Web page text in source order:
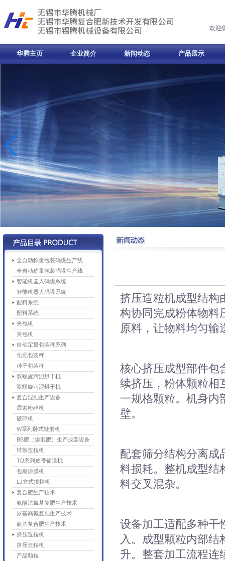
欢迎
华腾主页 企业简介 新闻动态 产品展示
全自动称量包装码垛生产线
全自动称量包装码垛生产线
智能机器人码垛系统
智能机器人码垛系统
配料系统
配料系统
夹包机
夹包机
自动定量包装秤系列
化肥包装秤
种子包装秤
双螺旋污泥烘干机
双螺旋污泥烘干机
复合混肥生产设备
尿素粉碎机
破碎机
W系列卧式链磨机
BB肥（掺混肥）生产成套设备
转鼓造粒机
TD系列皮带输送机
包裹涂膜机
LJ立式搅拌机
复合肥生产技术
氨酸法氯基复肥生产技术
尿基高氮复肥生产技术
硫基复合肥生产技术
挤压造粒机
挤压造粒机
产品颗粒
挤压造粒机成型结构
构协同完成粉体物料
原料，让物料均匀输
核心挤压成型部件包
续挤压，粉体颗粒相
一规格颗粒。机身内
壁。
配套筛分结构分离成
料损耗。整机成型结
料交叉混杂。
设备加工适配多种干
入。成型颗粒内部结
升。整套加工流程连